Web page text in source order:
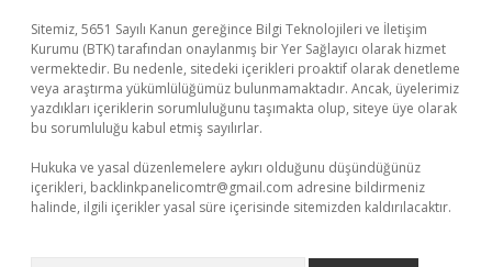
Sitemiz, 5651 Sayılı Kanun gereğince Bilgi Teknolojileri ve İletişim
Kurumu (BTK) tarafından onaylanmış bir Yer Sağlayıcı olarak hizmet
vermektedir. Bu nedenle, sitedeki içerikleri proaktif olarak denetleme
veya araştırma yükümlülüğümüz bulunmamaktadır. Ancak, üyelerimiz
yazdıkları içeriklerin sorumluluğunu taşımakta olup, siteye üye olarak
bu sorumluluğu kabul etmiş sayılırlar.
Hukuka ve yasal düzenlemelere aykırı olduğunu düşündüğünüz
içerikleri, backlinkpanelicomtr@gmail.com adresine bildirmeniz
halinde, ilgili içerikler yasal süre içerisinde sitemizden kaldırılacaktır.